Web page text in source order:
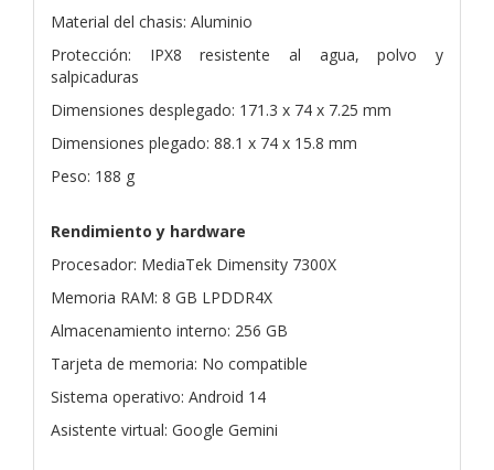
Material del chasis: Aluminio
Protección: IPX8 resistente al agua, polvo y
salpicaduras
Dimensiones desplegado: 171.3 x 74 x 7.25 mm
Dimensiones plegado: 88.1 x 74 x 15.8 mm
Peso: 188 g
Rendimiento y hardware
Procesador: MediaTek Dimensity 7300X
Memoria RAM: 8 GB LPDDR4X
Almacenamiento interno: 256 GB
Tarjeta de memoria: No compatible
Sistema operativo: Android 14
Asistente virtual: Google Gemini